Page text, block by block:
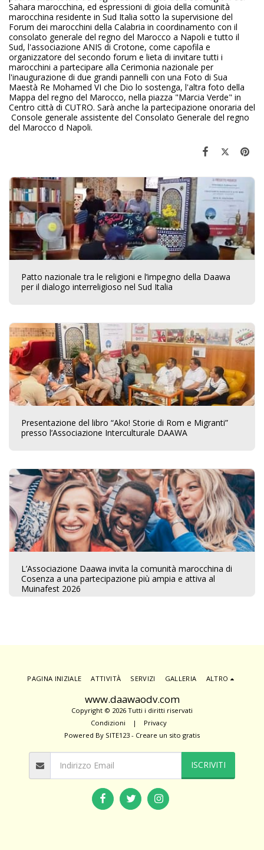
Sahara marocchina, ed espressioni di gioia della comunità
marocchina residente in Sud Italia sotto la supervisione del
Forum dei marocchini della Calabria in coordinamento con il
consolato generale del regno del Marocco a Napoli e tutto il
Sud, l'associazione ANIS di Crotone, come capofila e
organizzatore del secondo forum e lieta di invitare tutti i
marocchini a partecipare alla Cerimonia nazionale per
l'inaugurazione di due grandi pannelli con una Foto di Sua
Maestà Re Mohamed VI che Dio lo sostenga, l'altra foto della
Mappa del regno del Marocco, nella piazza "Marcia Verde" in
Centro città di CUTRO. Sarà anche la partecipazione onoraria del
Console generale assistente del Consolato Generale del regno
del Marocco d Napoli.
Patto nazionale tra le religioni e l’impegno della Daawa
per il dialogo interreligioso nel Sud Italia
Presentazione del libro “Ako! Storie di Rom e Migranti”
presso l’Associazione Interculturale DAAWA
L’Associazione Daawa invita la comunità marocchina di
Cosenza a una partecipazione più ampia e attiva al
Muinafest 2026
www.daawaodv.com
Copyright © 2026 Tutti i diritti riservati
Condizioni | Privacy
Powered By SITE123 - Creare un sito gratis
PAGINA INIZIALE ATTIVITÀ SERVIZI GALLERIA ALTRO
ISCRIVITI